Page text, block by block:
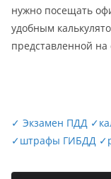
нужно посещать
удобным
представленной на
✓ Экзамен ПДД ✓
✓штрафы ГИБДД ✓